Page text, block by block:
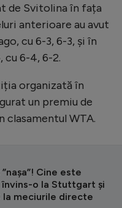
de Svitolina în fața
anterioare au avut
cu 6-3, 6-3, şi în
cu 6-4, 6-2.
organizată în
un premiu de
clasamentul WTA.
Cine este
o la Stuttgart și
meciurile directe